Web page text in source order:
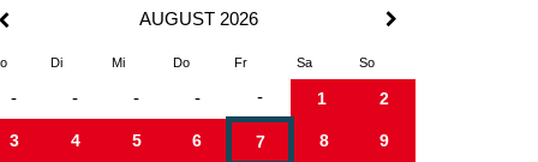
AUGUST 2026
Di Mi Do Fr Sa So
- - - - - 1 2
3 4 5 6 7 8 9